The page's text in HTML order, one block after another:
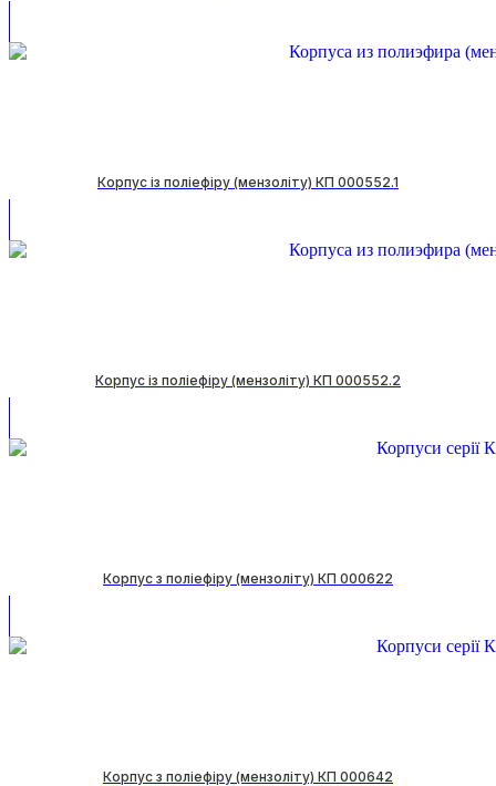
Корпус із поліефіру (мензоліту) КП 000552.1
Корпус із поліефіру (мензоліту) КП 000552.2
Корпус з поліефіру (мензоліту) КП 000622
Корпус з поліефіру (мензоліту) КП 000642